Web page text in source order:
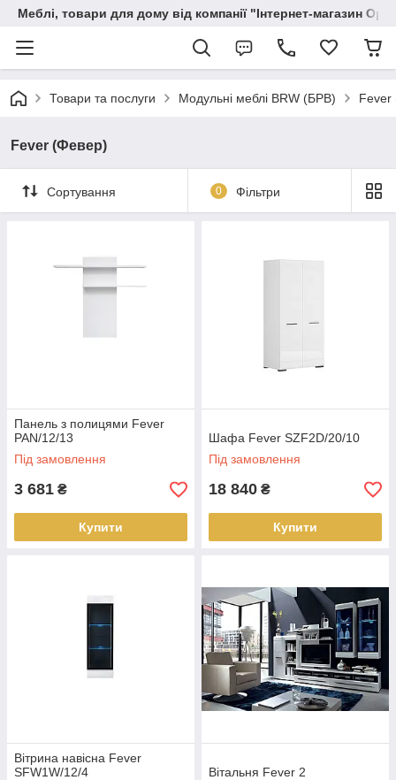
Меблі, товари для дому від компанії "Інтернет-магазин
Товари та послуги Модульні меблі BRW (БРВ) Fever
Fever (Февер)
Сортування 0 Фільтри
Панель з полицями Fever
PAN/12/13
Під замовлення
3 681 ₴
Купити
Шафа Fever SZF2D/20/10
Під замовлення
18 840 ₴
Купити
Вітрина навісна Fever
SFW1W/12/4
Вітальня Fever 2